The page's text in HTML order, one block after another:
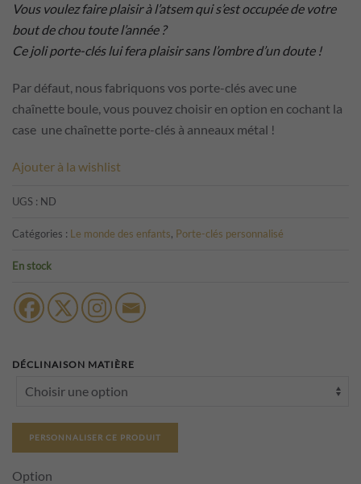
Vous voulez faire plaisir à l’atsem qui s’est occupée de votre
bout de chou toute l’année ?
Ce joli porte-clés lui fera plaisir sans l’ombre d’un doute !
Par défaut, nous fabriquons vos porte-clés avec une
chaînette boule, vous pouvez choisir en option en cochant la
case une chaînette porte-clés à anneaux métal !
Ajouter à la wishlist
UGS : ND
Catégories : Le monde des enfants, Porte-clés personnalisé
En stock
DÉCLINAISON MATIÈRE
PERSONNALISER CE PRODUIT
Option